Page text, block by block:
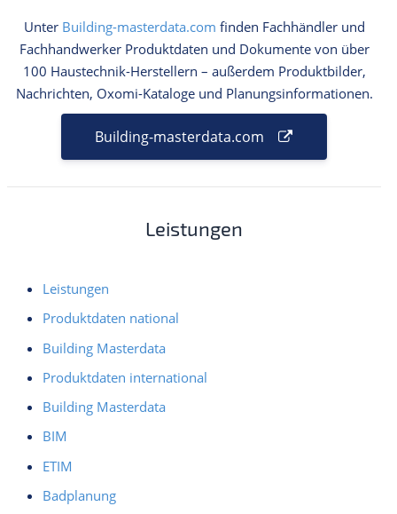
Unter Building-masterdata.com finden Fachhändler und
Fachhandwerker Produktdaten und Dokumente von über
100 Haustechnik-Herstellern – außerdem Produktbilder,
Nachrichten, Oxomi-Kataloge und Planungsinformationen.
Building-masterdata.com
Leistungen
Leistungen
Produktdaten national
Building Masterdata
Produktdaten international
Building Masterdata
BIM
ETIM
Badplanung